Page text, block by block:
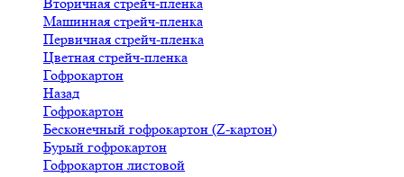
Машинная стрейч-пленка
Первичная стрейч-пленка
Цветная стрейч-пленка
Гофрокартон
Назад
Гофрокартон
Бесконечный гофрокартон (Z-картон)
Бурый гофрокартон
Гофрокартон листовой